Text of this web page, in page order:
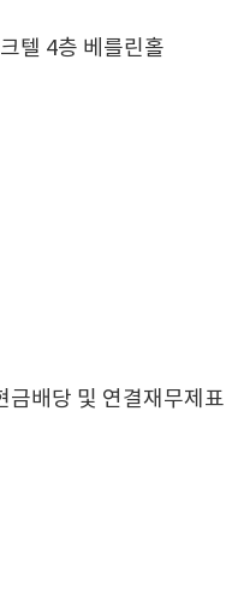
텔 4층 베를린홀
배당 및 연결재무제